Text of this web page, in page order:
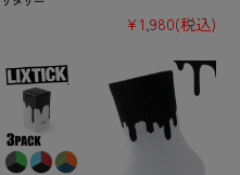
¥1,980(税込)